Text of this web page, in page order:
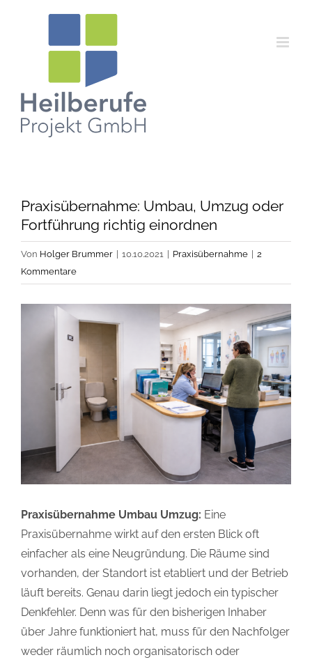
Praxisübernahme: Umbau, Umzug oder
Fortführung richtig einordnen
Von Holger Brummer 10.10.2021 Praxisübernahme
2
Kommentare
Praxisübernahme Umbau Umzug: Eine
Praxisübernahme wirkt auf den ersten Blick oft
einfacher als eine Neugründung. Die Räume sind
vorhanden, der Standort ist etabliert und der Betrieb
läuft bereits. Genau darin liegt jedoch ein typischer
Denkfehler. Denn was für den bisherigen Inhaber
über Jahre funktioniert hat, muss für den Nachfolger
weder räumlich noch organisatorisch oder